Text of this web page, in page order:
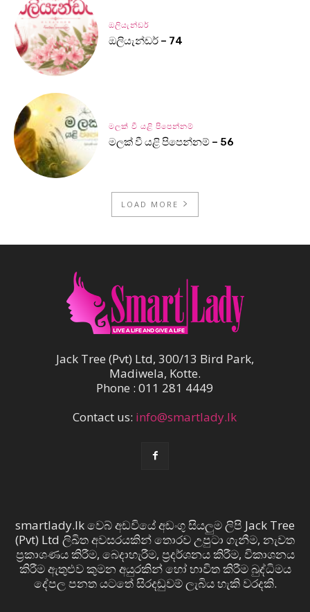
ඔලියැන්ඩර්
ඔලියැන්ඩර් – 74
මලක් වී යළි පිපෙන්නම්
මලක් වී යළි පිපෙන්නම් – 56
LOAD MORE
Jack Tree (Pvt) Ltd, 300/13 Bird Park,
Madiwela, Kotte.
Phone : 011 281 4449
Contact us: info@smartlady.lk
smartlady.lk වෙබ් අඩවියේ අඩංගු සියලුම ලිපි Jack Tree
(Pvt) Ltd ලිඛිත අවසරයකින් තොරව උපුටා ගැනීම, නැවත
ප්‍රකාශණය කිරීම, බෙදාහැරීම, ප්‍රදර්ශනය කිරීම, විකාශනය
කිරීම ඇතුළුව කුමන අයුරකින් හෝ භාවිත කිරීම බුද්ධිමය
දේපල පනත යටතේ සිරදඬුවම් ලැබිය හැකි වරදකි.